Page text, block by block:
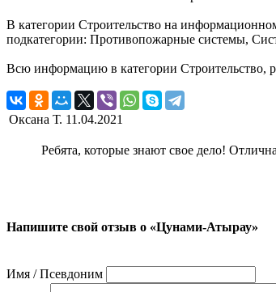
В категории Строительство на
подкатегории: Противопожарные системы,
Всю информацию в категории Строительство,
Оксана Т. 11.04.2021
Ребята, которые знают свое дело!
Напишите свой отзыв о «Цунами-Атырау»
Имя / Псевдоним